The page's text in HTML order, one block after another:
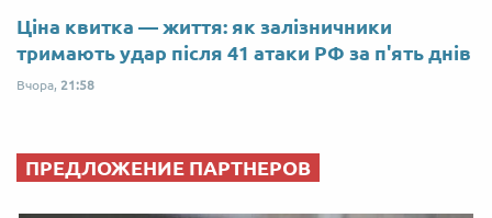
Ціна квитка — життя: як залізничники
тримають удар після 41 атаки РФ за п'ять днів
Вчора, 21:58
ПРЕДЛОЖЕНИЕ ПАРТНЕРОВ